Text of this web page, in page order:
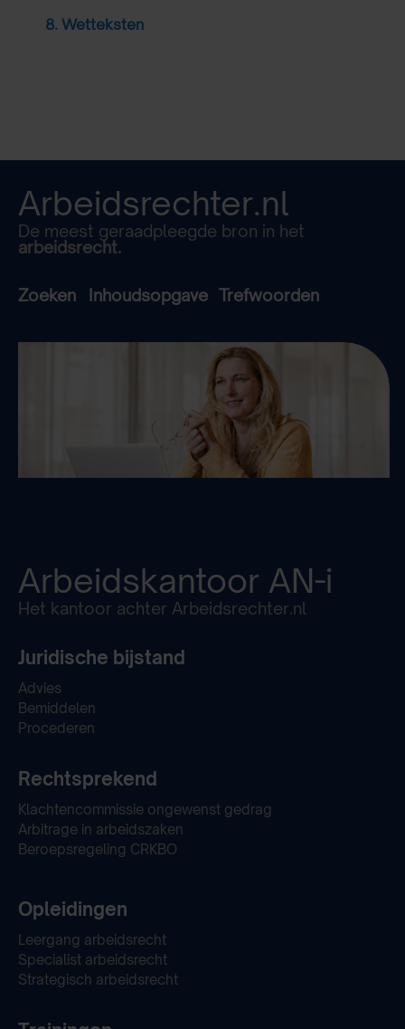
8. Wetteksten
Arbeidsrechter.nl
De meest geraadpleegde bron in het
arbeidsrecht.
Zoeken Inhoudsopgave Trefwoorden
Arbeidskantoor AN-i
Het kantoor achter Arbeidsrechter.nl
Juridische bijstand
Advies
Bemiddelen
Procederen
Rechtsprekend
Klachtencommissie ongewenst gedrag
Arbitrage in arbeidszaken
Beroepsregeling CRKBO
Opleidingen
Leergang arbeidsrecht
Specialist arbeidsrecht
Strategisch arbeidsrecht